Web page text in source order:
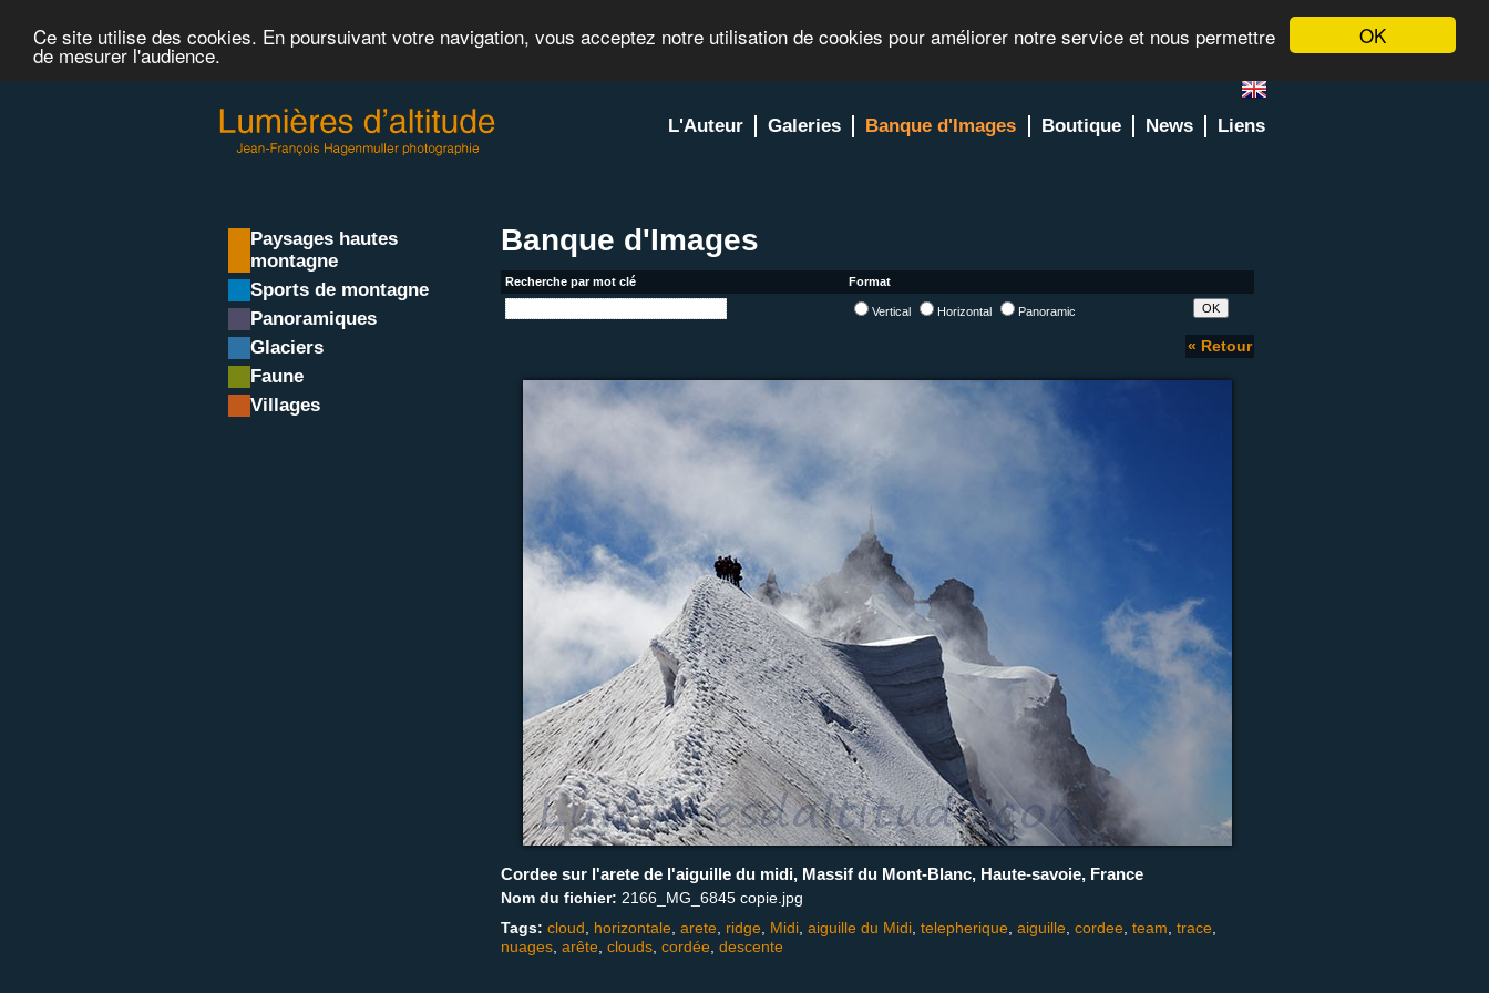
OK
Ce site utilise des cookies. En poursuivant votre navigation, vous acceptez notre utilisation de cookies pour améliorer notre service et nous permettre
de mesurer l'audience.
L'Auteur Galeries Banque d'Images Boutique News Liens
Paysages hautes
montagne
Sports de montagne
Panoramiques
Glaciers
Faune
Villages
Banque d'Images
Recherche par mot clé Format
Vertical Horizontal Panoramic
« Retour
Cordee sur l'arete de l'aiguille du midi, Massif du Mont-Blanc, Haute-savoie, France
Nom du fichier: 2166_MG_6845 copie.jpg
Tags: cloud horizontale arete ridge Midi aiguille du Midi telepherique aiguille cordee team trace
nuages arête clouds cordée descente